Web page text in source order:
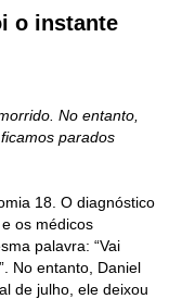
o instante
No entanto,
parados
18. O diagnóstico
os médicos
palavra: “Vai
No entanto, Daniel
de julho, ele deixou